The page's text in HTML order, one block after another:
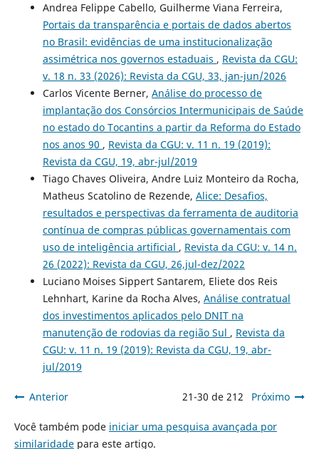
Andrea Felippe Cabello, Guilherme Viana Ferreira,
Portais da transparência e portais de dados abertos
no Brasil: evidências de uma institucionalização
assimétrica nos governos estaduais , Revista da CGU:
v. 18 n. 33 (2026): Revista da CGU, 33, jan-jun/2026
Carlos Vicente Berner, Análise do processo de
implantação dos Consórcios Intermunicipais de Saúde
no estado do Tocantins a partir da Reforma do Estado
nos anos 90 , Revista da CGU: v. 11 n. 19 (2019):
Revista da CGU, 19, abr-jul/2019
Tiago Chaves Oliveira, Andre Luiz Monteiro da Rocha,
Matheus Scatolino de Rezende, Alice: Desafios,
resultados e perspectivas da ferramenta de auditoria
contínua de compras públicas governamentais com
uso de inteligência artificial , Revista da CGU: v. 14 n.
26 (2022): Revista da CGU, 26,jul-dez/2022
Luciano Moises Sippert Santarem, Eliete dos Reis
Lehnhart, Karine da Rocha Alves, Análise contratual
dos investimentos aplicados pelo DNIT na
manutenção de rodovias da região Sul , Revista da
CGU: v. 11 n. 19 (2019): Revista da CGU, 19, abr-
jul/2019
Anterior 21-30 de 212 Próximo
Você também pode iniciar uma pesquisa avançada por
similaridadepara este artigo.